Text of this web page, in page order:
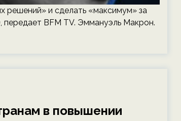
решений» и сделать «максимум» за
передает BFM TV. Эммануэль Макрон.
в повышении